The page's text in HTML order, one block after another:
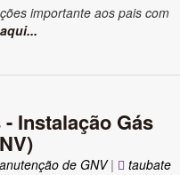
importante aos pais com
Instalação Gás
de GNV|
taubate